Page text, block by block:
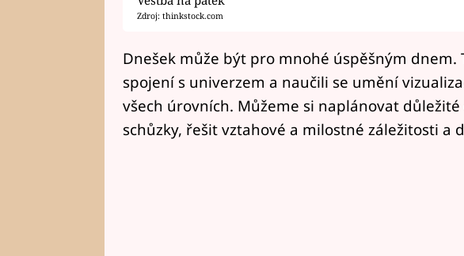
Zdroj: thinkstock.com
Dnešek může být pro mnohé úspěšným dnem.
spojení s univerzem a naučili se umění
všech úrovních. Můžeme si naplánovat
schůzky, řešit vztahové a milostné záležitosti a